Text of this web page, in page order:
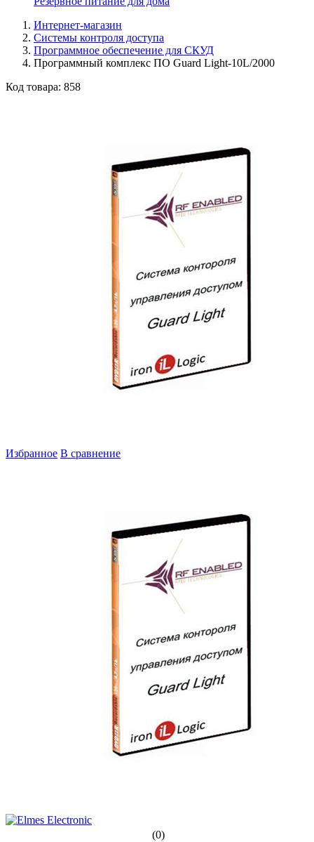
Интернет-магазин
Системы контроля доступа
Программное обеспечение для СКУД
Программный комплекс ПО Guard Light-10L/2000
Код товара: 858
Избранное В сравнение
(0)